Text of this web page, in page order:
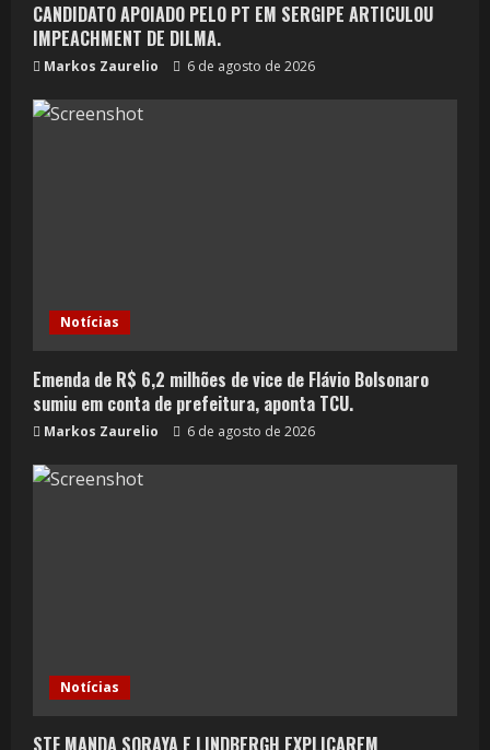
CANDIDATO APOIADO PELO PT EM SERGIPE ARTICULOU
IMPEACHMENT DE DILMA.
Markos Zaurelio 6 de agosto de 2026
Notícias
Emenda de R$ 6,2 milhões de vice de Flávio Bolsonaro
sumiu em conta de prefeitura, aponta TCU.
Markos Zaurelio 6 de agosto de 2026
Notícias